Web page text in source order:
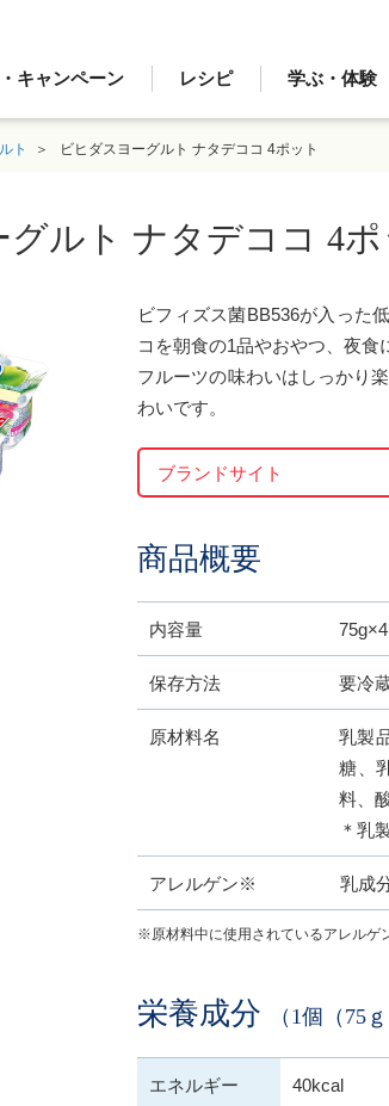
キャンペーン レシピ 学ぶ・体験
ト ビヒダスヨーグルト ナタデココ 4ポット
グルト ナタデココ 4ポ
ビフィズス菌BB536が入った
コを朝食の1品やおやつ、夜食
フルーツの味わいはしっかり
わいです。
ブランドサイト
商品概要
内容量 75g×4
保存方法 要冷
原材料名
乳製
糖、
料、
＊乳
アレルゲン※ 乳成
※原材料中に使用されているアレルゲ
栄養成分 （1個（75
エネルギー 40kcal